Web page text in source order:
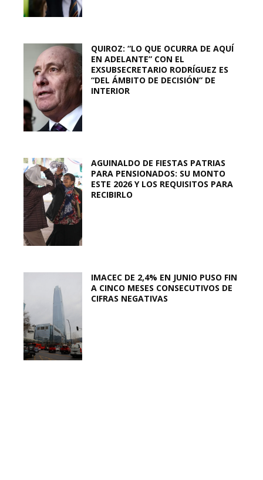
QUIROZ: “LO QUE OCURRA DE AQUÍ
EN ADELANTE” CON EL
EXSUBSECRETARIO RODRÍGUEZ ES
“DEL ÁMBITO DE DECISIÓN” DE
INTERIOR
AGUINALDO DE FIESTAS PATRIAS
PARA PENSIONADOS: SU MONTO
ESTE 2026 Y LOS REQUISITOS PARA
RECIBIRLO
IMACEC DE 2,4% EN JUNIO PUSO FIN
A CINCO MESES CONSECUTIVOS DE
CIFRAS NEGATIVAS